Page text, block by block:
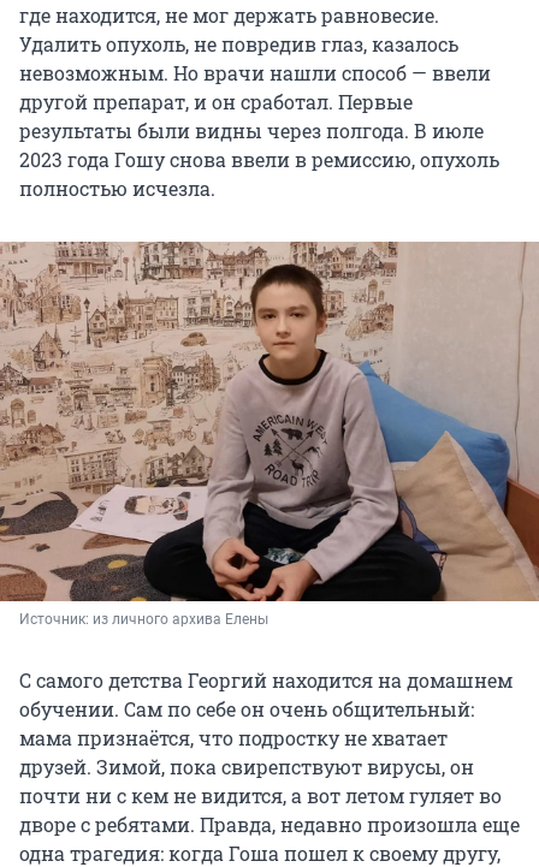
где находится, не мог держать равновесие.
Удалить опухоль, не повредив глаз, казалось
невозможным. Но врачи нашли способ — ввели
другой препарат, и он сработал. Первые
результаты были видны через полгода. В июле
2023 года Гошу снова ввели в ремиссию, опухоль
полностью исчезла.
Источник: из личного архива Елены
С самого детства Георгий находится на домашнем
обучении. Сам по себе он очень общительный:
мама признаётся, что подростку не хватает
друзей. Зимой, пока свирепствуют вирусы, он
почти ни с кем не видится, а вот летом гуляет во
дворе с ребятами. Правда, недавно произошла еще
одна трагедия: когда Гоша пошел к своему другу,